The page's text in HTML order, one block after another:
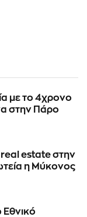
με το 4χρονο
στην Πάρο
real estate στην
η Μύκονος
Εθνικό